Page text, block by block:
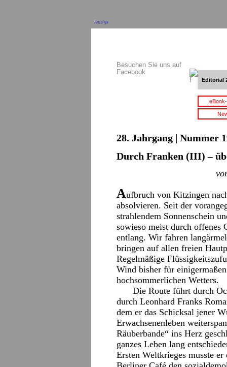
Anzeige
Besuchen Sie uns auf
Facebook
Editorial
28. Jahrgang | Nummer
Durch Franken (III) –
Aufbruch von Kitzingen
absolvieren. Seit der
strahlendem Sonnenschein
sowieso meist durch offenes
entlang. Wir fahren
bringen auf allen freien
Regelmäßige
Wind bisher für
hochsommerlichen Wetters.
Die Route führt durch
durch Leonhard Franks
dem er das Schicksal jener
Erwachsenenleben
Räuberbande“ ins Herz
ganzes Leben lang
Ersten Weltkrieges musste